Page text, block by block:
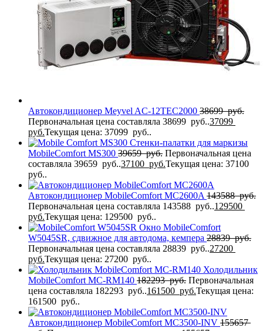
Автокондиционер Meyvel AC-12TEC2000 38699руб.
Первоначальная цена составляла 38699 руб..37099
руб.Текущая цена: 37099 руб..
Стенки-палатки для маркизы
MobileComfort МS300 39659руб. Первоначальная цена
составляла 39659 руб..37100 руб.Текущая цена: 37100
руб..
Автокондиционер MobileComfort MC2600A 143588руб.
Первоначальная цена составляла 143588 руб..129500
руб.Текущая цена: 129500 руб..
Окно MobileComfort
W5045SR, сдвижное для автодома, кемпера 28839руб.
Первоначальная цена составляла 28839 руб..27200
руб.Текущая цена: 27200 руб..
Холодильник
MobileComfort MC-RM140 182293руб. Первоначальная
цена составляла 182293 руб..161500 руб.Текущая цена:
161500 руб..
Автокондиционер MobileComfort MC3500-INV 155657